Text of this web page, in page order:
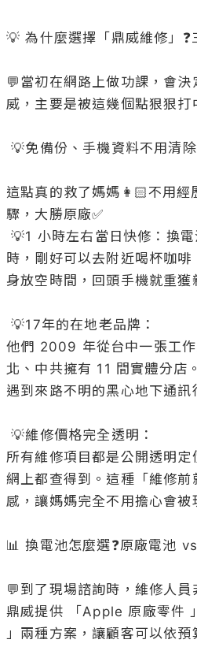
💡 為什麼選擇「鼎威維修」❓
💬當初在網路上做功課，會
威，主要是被這幾個點狠狠打
💡免備份、手機資料不用清除：
這點真的救了媽媽👩🏻不用經
驟，大勝原廠✅
💡1 小時左右當日快修：換電池只需要大約一個小
時，剛好可以去附近喝杯咖
身放空時間，回頭手機就重獲
💡17年的在地老品牌：
他們 2009 年從台中一張工
北、中共擁有 11 間實體分店
遇到來路不明的黑心地下通訊
💡維修價格完全透明：
所有維修項目都是公開透明定
網上都查得到。這種「維修前
感，讓媽媽完全不用擔心會被
📊 換電池怎麼選❓原廠電池
💬到了現場諮詢時，維修人員
鼎威提供 「Apple 原廠零件
」兩種方案，讓顧客可以依